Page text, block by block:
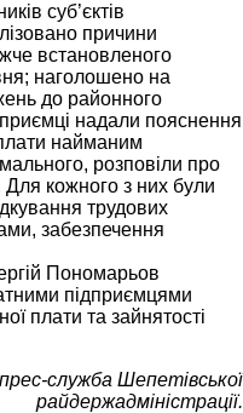
суб’єктів
причини
встановленого
наголошено на
до районного
надали пояснення
найманим
розповіли про
Для кожного з них були
трудових
забезпечення
Пономарьов
підприємцями
плати та зайнятості
служба Шепетівської
райдержадміністрації.